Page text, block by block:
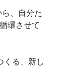
、自分た
環させて
くる、新し